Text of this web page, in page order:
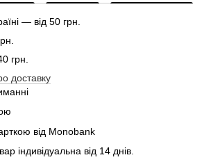
— від 50 грн.
грн.
доставку
від Monobank
індивідуальна від 14 днів.